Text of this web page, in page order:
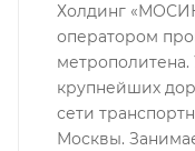
Холдинг
оператором
метрополитена.
крупнейших
сети
Москвы.